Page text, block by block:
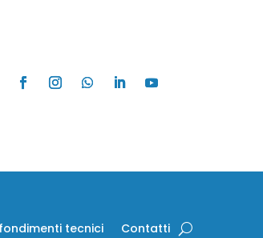
tecnici Contatti